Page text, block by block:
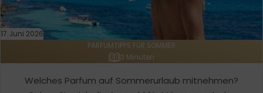
17. Juni 2026
PARFUMTIPPS FÜR SOMMER
3 Minuten
Welches Parfum auf Sommerurlaub mitnehmen?